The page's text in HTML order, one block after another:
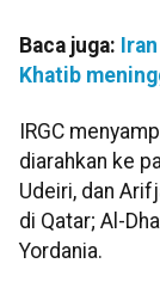
Baca juga:
Khatib
IRGC
diarahkan ke
Udeiri, dan
di Qatar; Al-
Yordania.